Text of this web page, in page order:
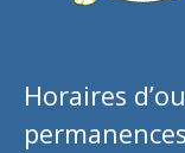
Horaires